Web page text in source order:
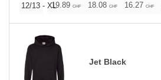
12/13 - XL19.89 CHF 18.08 CHF 16.27 CHF
Jet Black